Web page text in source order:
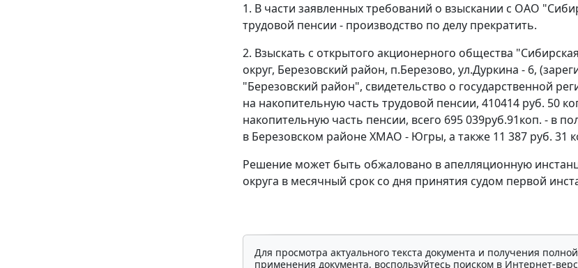
1. В части заявленных требований о взыскании с ОАО
трудовой пенсии - производство по делу прекратить.
2. Взыскать с открытого акционерного общества
округ, Березовский район, п.Березово, ул.Дуркина - 6,
"Березовский район", свидетельство о государственной
на накопительную часть трудовой пенсии, 410414 руб. 50
накопительную часть пенсии, всего 695 039руб.91коп. - в
в Березовском районе ХМАО - Югры, а также 11 387 руб. 31
Решение может быть обжаловано в апелляционную
округа в месячный срок со дня принятия судом первой
Для просмотра актуального текста документа и получения
применения документа, воспользуйтесь поиском в Интернет-